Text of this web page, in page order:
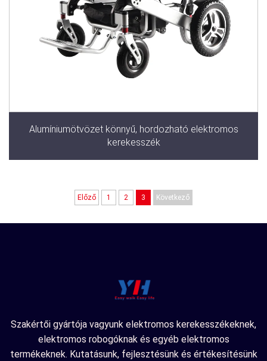
Alumíniumötvözet könnyű, hordozható elektromos
kerekesszék
Előző 1 2 3 Következő
Szakértői gyártója vagyunk elektromos kerekesszékeknek,
elektromos robogóknak és egyéb elektromos
termékeknek. Kutatásunk, fejlesztésünk és értékesítésünk